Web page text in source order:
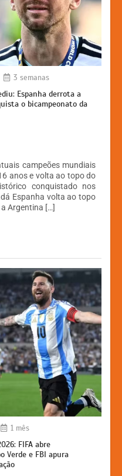
3 semanas
Espanha derrota a
o bicampeonato da
campeões mundiais
anos e volta ao topo do
conquistado nos
Espanha volta ao topo
Argentina […]
1 mês
FIFA abre
Verde e FBI apura